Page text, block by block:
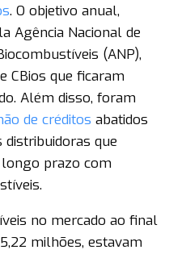
. O objetivo anual,
Agência Nacional de
(ANP),
CBios que ficaram
Além disso, foram
de créditos abatidos
distribuidoras que
prazo com
no mercado ao final
milhões, estavam